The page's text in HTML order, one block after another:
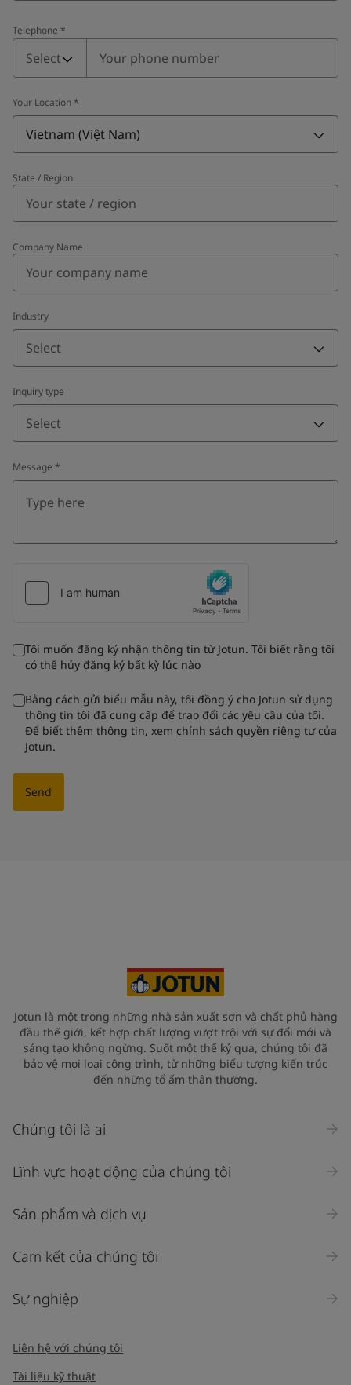
Telephone *
Telephone
Select
Your Location *
Vietnam (Việt Nam)
State / Region
Company Name
Industry
Select
Inquiry type
Select
Message *
Tôi muốn đăng ký nhận thông tin từ Jotun. Tôi biết rằng tôi
có thể hủy đăng ký bất kỳ lúc nào
Bằng cách gửi biểu mẫu này, tôi đồng ý cho Jotun sử dụng
thông tin tôi đã cung cấp để trao đổi các yêu cầu của tôi.
Để biết thêm thông tin, xem chính sách quyền riêng tư của
Jotun.
Send
Jotun là một trong những nhà sản xuất sơn và chất phủ hàng
đầu thế giới, kết hợp chất lượng vượt trội với sự đổi mới và
sáng tạo không ngừng. Suốt một thế kỷ qua, chúng tôi đã
bảo vệ mọi loại công trình, từ những biểu tượng kiến trúc
đến những tổ ấm thân thương.
Chúng tôi là ai
Lĩnh vực hoạt động của chúng tôi
Sản phẩm và dịch vụ
Cam kết của chúng tôi
Sự nghiệp
Liên hệ với chúng tôi
Tài liệu kỹ thuật